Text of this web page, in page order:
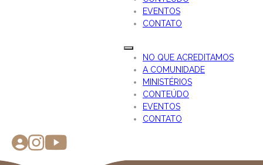
EVENTOS
CONTATO
NO QUE ACREDITAMOS
A COMUNIDADE
MINISTÉRIOS
CONTEÚDO
EVENTOS
CONTATO